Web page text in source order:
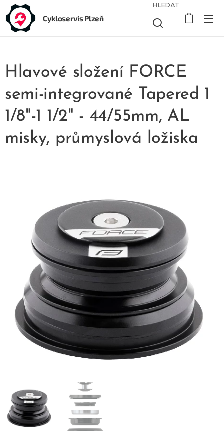
Cykloservis Plzeň
HLEDAT
Hlavové složení FORCE
semi-integrované Tapered 1
1/8"-1 1/2" - 44/55mm, AL
misky, průmyslová ložiska